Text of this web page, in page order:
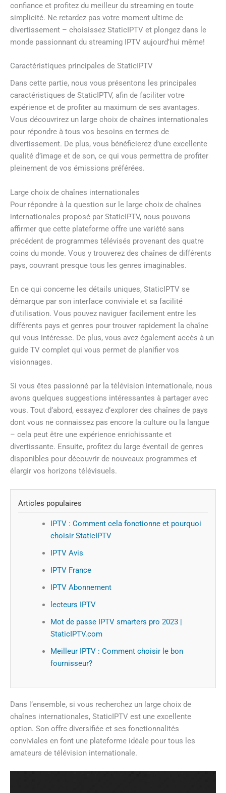
confiance et profitez du meilleur du streaming en toute
simplicité. Ne retardez pas votre moment ultime de
divertissement – choisissez StaticIPTV et plongez dans le
monde passionnant du streaming IPTV aujourd’hui même!
Caractéristiques principales de StaticIPTV
Dans cette partie, nous vous présentons les principales
caractéristiques de StaticIPTV, afin de faciliter votre
expérience et de profiter au maximum de ses avantages.
Vous découvrirez un large choix de chaînes internationales
pour répondre à tous vos besoins en termes de
divertissement. De plus, vous bénéficierez d’une excellente
qualité d’image et de son, ce qui vous permettra de profiter
pleinement de vos émissions préférées.
Large choix de chaînes internationales
Pour répondre à la question sur le large choix de chaînes
internationales proposé par StaticIPTV, nous pouvons
affirmer que cette plateforme offre une variété sans
précédent de programmes télévisés provenant des quatre
coins du monde. Vous y trouverez des chaînes de différents
pays, couvrant presque tous les genres imaginables.
En ce qui concerne les détails uniques, StaticIPTV se
démarque par son interface conviviale et sa facilité
d’utilisation. Vous pouvez naviguer facilement entre les
différents pays et genres pour trouver rapidement la chaîne
qui vous intéresse. De plus, vous avez également accès à un
guide TV complet qui vous permet de planifier vos
visionnages.
Si vous êtes passionné par la télévision internationale, nous
avons quelques suggestions intéressantes à partager avec
vous. Tout d’abord, essayez d’explorer des chaînes de pays
dont vous ne connaissez pas encore la culture ou la langue
– cela peut être une expérience enrichissante et
divertissante. Ensuite, profitez du large éventail de genres
disponibles pour découvrir de nouveaux programmes et
élargir vos horizons télévisuels.
Articles populaires
IPTV : Comment cela fonctionne et pourquoi
choisir StaticIPTV
IPTV Avis
IPTV France
IPTV Abonnement
lecteurs IPTV
Mot de passe IPTV smarters pro 2023 |
StaticIPTV.com
Meilleur IPTV : Comment choisir le bon
fournisseur?
Dans l’ensemble, si vous recherchez un large choix de
chaînes internationales, StaticIPTV est une excellente
option. Son offre diversifiée et ses fonctionnalités
conviviales en font une plateforme idéale pour tous les
amateurs de télévision internationale.